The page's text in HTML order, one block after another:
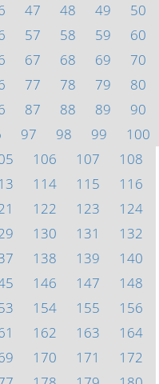
47 48 49
50
57 58 59
60
67 68 69
70
77 78 79
80
87 88 89
90
97 98 99
100
106 107
108
114 115
116
122 123
124
130 131
132
138 139
140
146 147
148
154 155
156
162 163
164
170 171
172